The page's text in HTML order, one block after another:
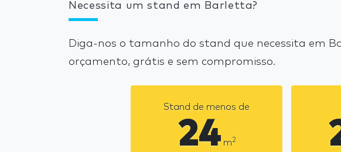
Necessita um stand em Barletta?
Diga-nos o tamanho do stand que necessita em
orçamento, grátis e sem compromisso.
Stand de menos de
24 m2